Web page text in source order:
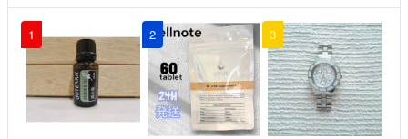
1 2 3